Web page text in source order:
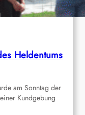
Heldentums
am Sonntag der
Kundgebung